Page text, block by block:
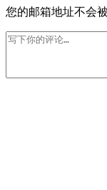
您的邮箱地址不会被